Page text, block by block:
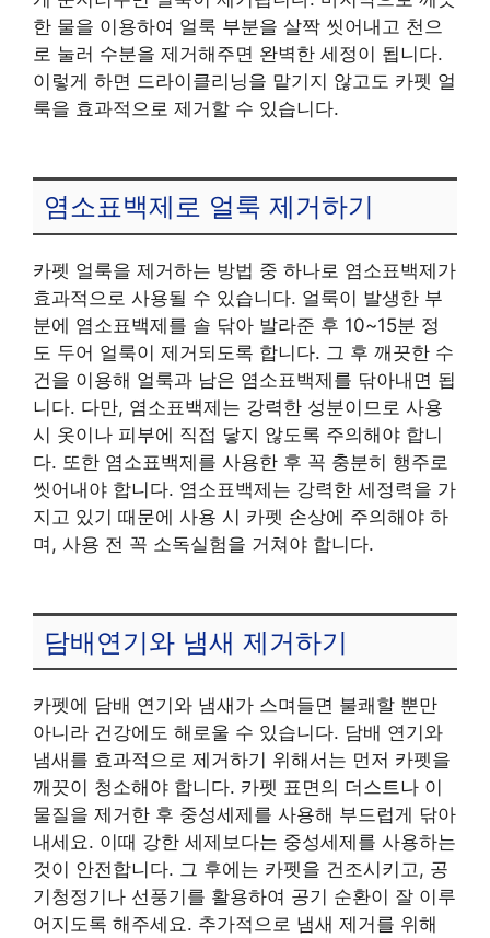
한 물을 이용하여 얼룩 부분을 살짝 씻어내고 천으
로 눌러 수분을 제거해주면 완벽한 세정이 됩니다.
이렇게 하면 드라이클리닝을 맡기지 않고도 카펫 얼
룩을 효과적으로 제거할 수 있습니다.
염소표백제로 얼룩 제거하기
카펫 얼룩을 제거하는 방법 중 하나로 염소표백제가
효과적으로 사용될 수 있습니다. 얼룩이 발생한 부
분에 염소표백제를 솔 닦아 발라준 후 10~15분 정
도 두어 얼룩이 제거되도록 합니다. 그 후 깨끗한 수
건을 이용해 얼룩과 남은 염소표백제를 닦아내면 됩
니다. 다만, 염소표백제는 강력한 성분이므로 사용
시 옷이나 피부에 직접 닿지 않도록 주의해야 합니
다. 또한 염소표백제를 사용한 후 꼭 충분히 행주로
씻어내야 합니다. 염소표백제는 강력한 세정력을 가
지고 있기 때문에 사용 시 카펫 손상에 주의해야 하
며, 사용 전 꼭 소독실험을 거쳐야 합니다.
담배연기와 냄새 제거하기
카펫에 담배 연기와 냄새가 스며들면 불쾌할 뿐만
아니라 건강에도 해로울 수 있습니다. 담배 연기와
냄새를 효과적으로 제거하기 위해서는 먼저 카펫을
깨끗이 청소해야 합니다. 카펫 표면의 더스트나 이
물질을 제거한 후 중성세제를 사용해 부드럽게 닦아
내세요. 이때 강한 세제보다는 중성세제를 사용하는
것이 안전합니다. 그 후에는 카펫을 건조시키고, 공
기청정기나 선풍기를 활용하여 공기 순환이 잘 이루
어지도록 해주세요. 추가적으로 냄새 제거를 위해